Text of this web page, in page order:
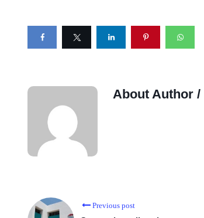
About Author /
Previous post